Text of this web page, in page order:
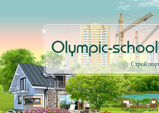
Olympic-
Строй